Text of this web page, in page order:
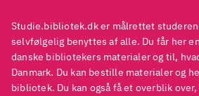
Studie.bibliotek.dk er målrettet
selvfølgelig benyttes af alle. Du får her
danske bibliotekers materialer og til,
Danmark. Du kan bestille materialer og
bibliotek. Du kan også få et overblik